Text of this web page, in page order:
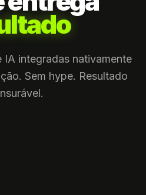
IA integradas nativamente
Sem hype. Resultado